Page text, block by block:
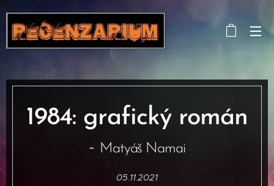
1984: grafický román
- Matyáš Namai
05.11.2021